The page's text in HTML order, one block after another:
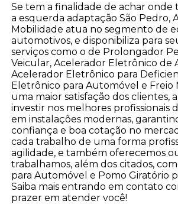
Se tem a finalidade de achar onde
a esquerda adaptação São Pedro,
Mobilidade atua no segmento de
automotivos, e disponibiliza para
serviços como o de Prolongador
Veicular, Acelerador Eletrônico de
Acelerador Eletrônico para
Eletrônico para Automóvel e Freio
uma maior satisfação dos clientes,
investir nos melhores profissionais
em instalações modernas,
confiança e boa cotação no
cada trabalho de uma forma
agilidade, e também oferecemos
trabalhamos, além dos citados,
para Automóvel e Pomo Giratório
Saiba mais entrando em contato
prazer em atender você!